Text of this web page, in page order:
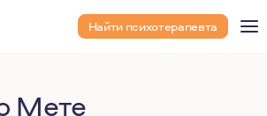
Найти психотерапевта
Мете